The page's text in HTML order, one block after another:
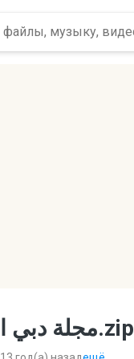
مجلة دبي القانونية-العدد الثالث.zip